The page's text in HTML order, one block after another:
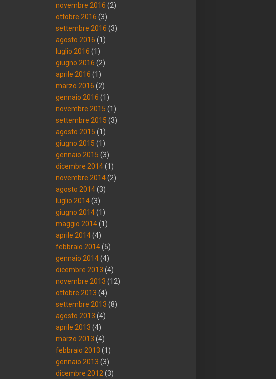
novembre 2016 (2)
ottobre 2016 (3)
settembre 2016 (3)
agosto 2016 (1)
luglio 2016 (1)
giugno 2016 (2)
aprile 2016 (1)
marzo 2016 (2)
gennaio 2016 (1)
novembre 2015 (1)
settembre 2015 (3)
agosto 2015 (1)
giugno 2015 (1)
gennaio 2015 (3)
dicembre 2014(1)
novembre 2014(2)
agosto 2014(3)
luglio 2014(3)
giugno 2014(1)
maggio 2014(1)
aprile 2014(4)
febbraio 2014(5)
gennaio 2014(4)
dicembre 2013 (4)
novembre 2013 (12)
ottobre 2013 (4)
settembre 2013 (8)
agosto 2013 (4)
aprile 2013 (4)
marzo 2013 (4)
febbraio 2013 (1)
gennaio 2013 (3)
dicembre 2012 (3)